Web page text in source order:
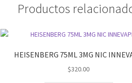
Productos
HEISENBERG 75ML 3MG NIC
$320.00